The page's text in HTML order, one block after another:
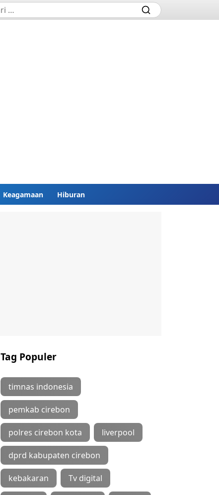
Keagamaan Hiburan
Tag Populer
timnas indonesia
pemkab cirebon
polres cirebon kota liverpool
dprd kabupaten cirebon
kebakaran Tv digital